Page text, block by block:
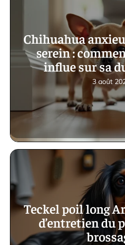
Chihuahua
serein :
influe sur sa
3 août
Teckel poil long
d’entretien du